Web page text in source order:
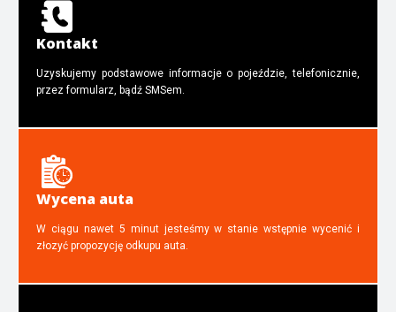
Kontakt
Uzyskujemy podstawowe informacje o pojeździe, telefonicznie,
przez formularz, bądź SMSem.
Wycena auta
W ciągu nawet 5 minut jesteśmy w stanie wstępnie wycenić i
złozyć propozycję odkupu auta.